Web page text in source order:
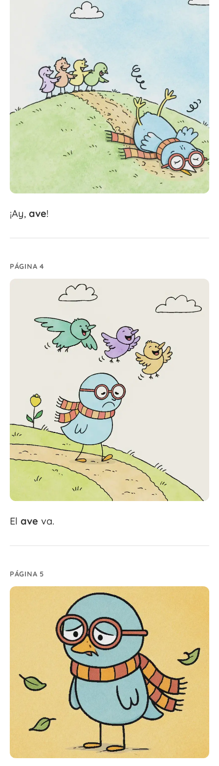
¡Ay, ave!
PÁGINA 4
El ave va.
PÁGINA 5